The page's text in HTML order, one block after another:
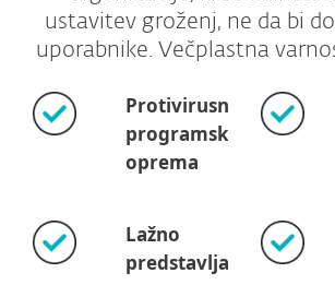
ustavitev groženj, ne da bi
uporabnike. Večplastna
Protivirusna
programska
oprema
Lažno
predstavljanje